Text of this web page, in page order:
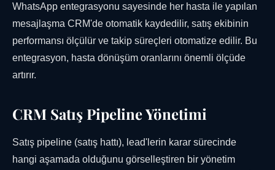
WhatsApp entegrasyonu sayesinde her hasta ile yapılan
mesajlaşma CRM'de otomatik kaydedilir, satış ekibinin
performansı ölçülür ve takip süreçleri otomatize edilir. Bu
entegrasyon, hasta dönüşüm oranlarını önemli ölçüde
artırır.
CRM Satış Pipeline Yönetimi
Satış pipeline (satış hattı), lead'lerin karar sürecinde
hangi aşamada olduğunu görselleştiren bir yönetim